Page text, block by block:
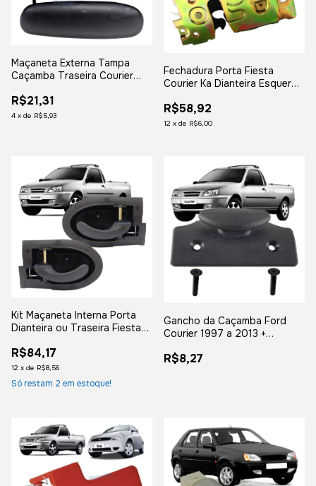
Maçaneta Externa Tampa
Caçamba Traseira Courier
R$21,31
4 x de R$5,93
Fechadura Porta Fiesta
Courier Ka Dianteira Esquerda
R$58,92
12 x de R$6,00
Kit Maçaneta Interna Porta
Dianteira ou Traseira Fiesta
R$84,17
12 x de R$8,56
Só restam 2 em estoque!
Gancho da Caçamba Ford
Courier 1997 a 2013 +
R$8,27